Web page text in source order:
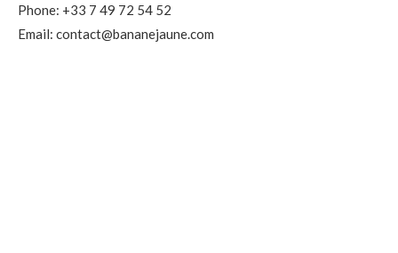
Phone: +33 7 49 72 54 52
Email: contact@bananejaune.com